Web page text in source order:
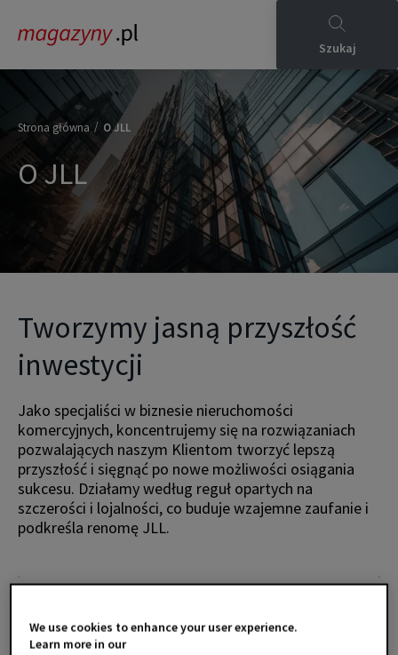
Szukaj
Strona główna / O JLL
O JLL
Tworzymy jasną przyszłość
inwestycji
Jako specjaliści w biznesie nieruchomości
komercyjnych, koncentrujemy się na rozwiązaniach
pozwalających naszym Klientom tworzyć lepszą
przyszłość i sięgnąć po nowe możliwości osiągania
sukcesu. Działamy według reguł opartych na
szczerości i lojalności, co buduje wzajemne zaufanie i
podkreśla renomę JLL.
We use cookies to enhance your user experience.
Learn more in our